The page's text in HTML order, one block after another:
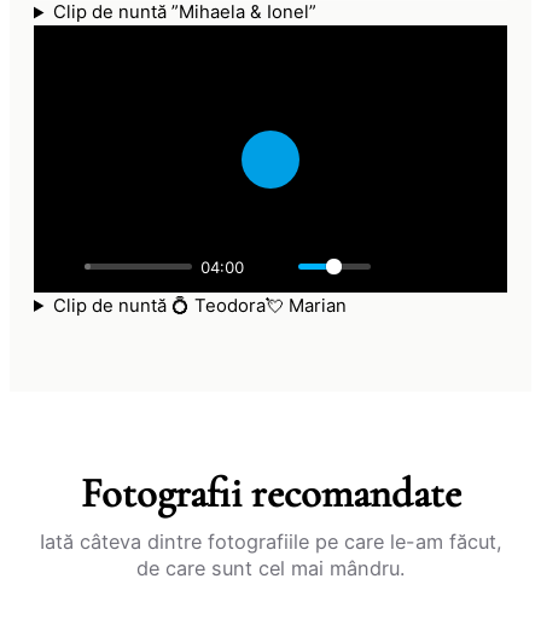
Clip de nuntă ”Mihaela & Ionel”
04:00
P
Clip de nuntă 💍 Teodora💘 Marian
Fotografii recomandate
Iată câteva dintre fotografiile pe care le-am făcut,
de care sunt cel mai mândru.